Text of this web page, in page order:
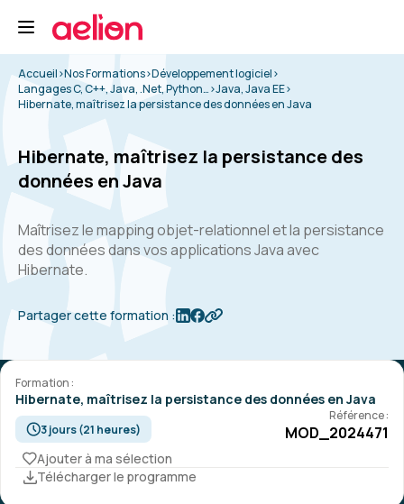
Accueil>Nos Formations>Développement logiciel>
Langages C, C++, Java, .Net, Python…>Java, Java EE>
Hibernate, maîtrisez la persistance des données en Java
Hibernate, maîtrisez la persistance des
données en Java
Maîtrisez le mapping objet-relationnel et la persistance
des données dans vos applications Java avec
Hibernate.
Partager cette formation :
Formation :
Hibernate, maîtrisez la persistance des données en Java
3 jours (21 heures)
Référence :
MOD_2024471
Ajouter à ma sélection
Télécharger le programme